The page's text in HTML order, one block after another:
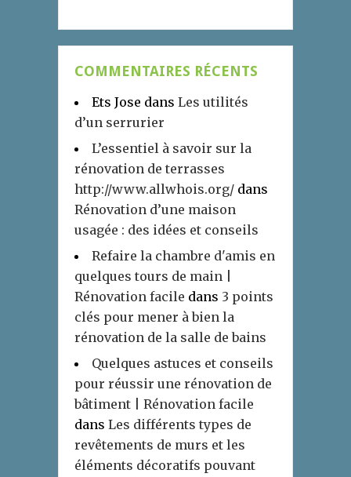
COMMENTAIRES RÉCENTS
Ets Jose dans Les utilités
d’un serrurier
L’essentiel à savoir sur la
rénovation de terrasses
http://www.allwhois.org/ dans
Rénovation d’une maison
usagée : des idées et conseils
Refaire la chambre d'amis en
quelques tours de main |
Rénovation facile dans 3 points
clés pour mener à bien la
rénovation de la salle de bains
Quelques astuces et conseils
pour réussir une rénovation de
bâtiment | Rénovation facile
dans Les différents types de
revêtements de murs et les
éléments décoratifs pouvant